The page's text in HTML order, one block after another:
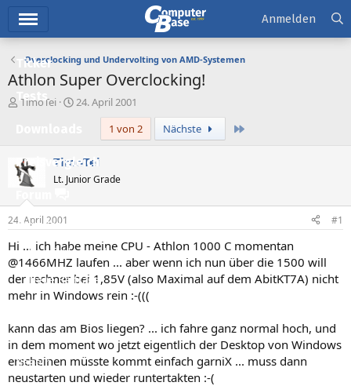
Ticker
Tests
Preisvergleich
Forum
Aktuelles
Empfohlene Inhalte
Neue Beiträge
Leserartikel
Regeln
Anmelden
Overclocking und Undervolting von AMD-Systemen
Athlon Super Overclocking!
E
e
l
l
e
TimoTei
E
e
m
24. April 2001
1 von 2
Nächste
TimoTei
Lt. Junior Grade
24. April 2001 #1
Hi ... ich habe meine CPU - Athlon 1000 C momentan
@1466MHZ laufen ... aber wenn ich nun über die 1500 will
der rechner bei 1,85V (also Maximal auf dem AbitKT7A) nicht
mehr in Windows rein :-(((
kann das am Bios liegen? ... ich fahre ganz normal hoch, und
in dem moment wo jetzt eigentlich der Desktop von Windows
erscheinen müsste kommt einfach garniX ... muss dann
neustarten und wieder runtertakten :-(